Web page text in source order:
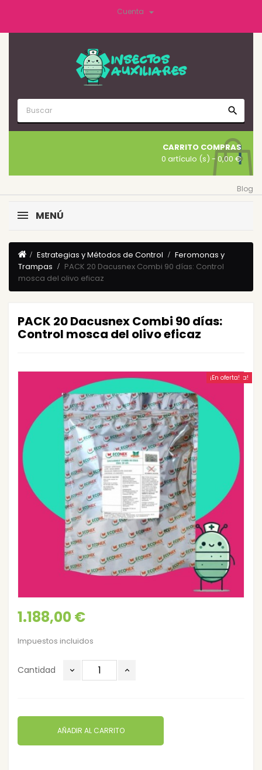
Cuenta 
search
CARRITO COMPRAS
0 artículo (s) - 0,00 €
Blog
MENÚ
Estrategias y Métodos de Control
Feromonas y
Trampas
PACK 20 Dacusnex Combi 90 días: Control
mosca del olivo eficaz
PACK 20 Dacusnex Combi 90 días:
Control mosca del olivo eficaz
¡En oferta!
¡En oferta!
1.188,00 €
Impuestos incluidos
Cantidad
AÑADIR AL CARRITO